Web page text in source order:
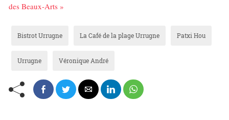
des Beaux-Arts »
Bistrot Urrugne La Café de la plage Urrugne Patxi Hou
Urrugne Véronique André